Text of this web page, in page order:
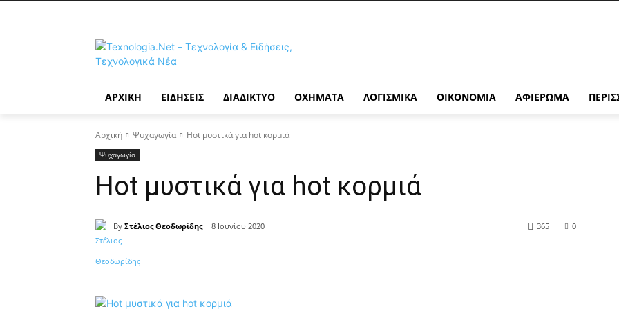
ΑΡΧΙΚΉ ΕΙΔΉΣΕΙΣ ΔΙΑΔΊΚΤΥΟ ΟΧΉΜΑΤΑ ΛΟΓΙΣΜΙΚΆ ΟΙΚΟΝΟΜΊΑ ΑΦΙΈΡΩΜΑ
Αρχική Ψυχαγωγία Hot μυστικά για hot κορμιά
Ψυχαγωγία
Hot μυστικά για hot κορμιά
By Στέλιος Θεοδωρίδης 8 Ιουνίου 2020 0
365
Κοινοποίηση